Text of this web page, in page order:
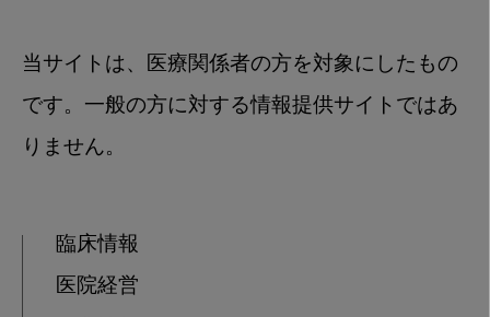
当サイトは、医療関係者の方を対象にしたもの
です。一般の方に対する情報提供サイトではあ
りません。
臨床情報
医院経営